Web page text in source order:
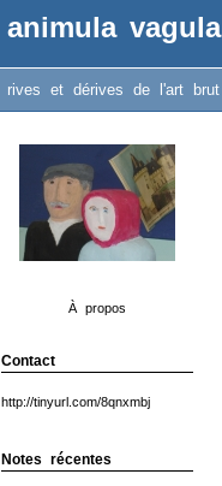
animula vagula
rives et dérives de l'art brut
À propos
Contact
http://tinyurl.com/8qnxmbj
Notes récentes